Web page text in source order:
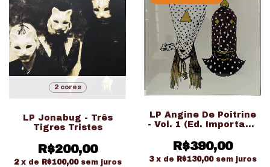
2 cores
LP Jonabug - Três
Tigres Tristes
R$200,00
2 x de R$100,00 sem juros
LP Angine De Poitrine
- Vol. 1 (Ed. Importado
R$390,00
3 x de R$130,00 sem juros